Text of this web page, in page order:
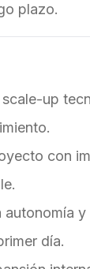
plazo.
up
con
autonomía
día.